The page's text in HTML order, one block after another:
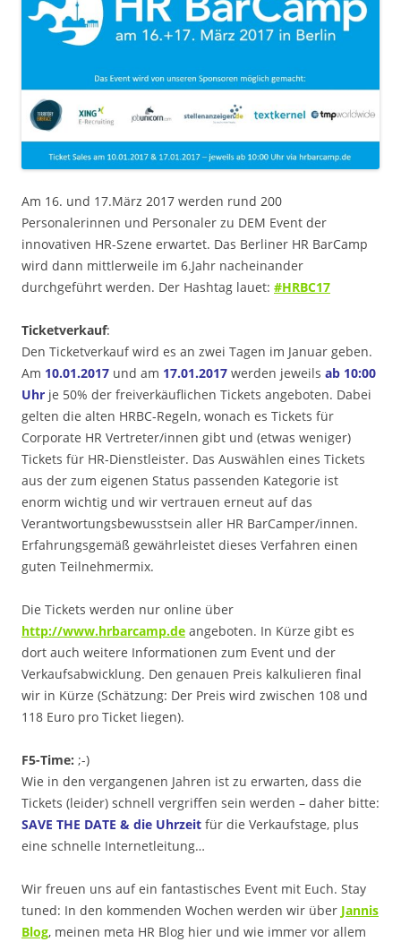
Am 16. und 17.März 2017 werden rund 200
Personalerinnen und Personaler zu DEM Event der
innovativen HR-Szene erwartet. Das Berliner HR BarCamp
wird dann mittlerweile im 6.Jahr nacheinander
durchgeführt werden. Der Hashtag lauet: #HRBC17
Ticketverkauf:
Den Ticketverkauf wird es an zwei Tagen im Januar geben.
Am 10.01.2017 und am 17.01.2017 werden jeweils ab 10:00
Uhr je 50% der freiverkäuflichen Tickets angeboten. Dabei
gelten die alten HRBC-Regeln, wonach es Tickets für
Corporate HR Vertreter/innen gibt und (etwas weniger)
Tickets für HR-Dienstleister. Das Auswählen eines Tickets
aus der zum eigenen Status passenden Kategorie ist
enorm wichtig und wir vertrauen erneut auf das
Verantwortungsbewusstsein aller HR BarCamper/innen.
Erfahrungsgemäß gewährleistet dieses Verfahren einen
guten Teilnehmermix.
Die Tickets werden nur online über
http://www.hrbarcamp.de angeboten. In Kürze gibt es
dort auch weitere Informationen zum Event und der
Verkaufsabwicklung. Den genauen Preis kalkulieren final
wir in Kürze (Schätzung: Der Preis wird zwischen 108 und
118 Euro pro Ticket liegen).
F5-Time: ;-)
Wie in den vergangenen Jahren ist zu erwarten, dass die
Tickets (leider) schnell vergriffen sein werden – daher bitte:
SAVE THE DATE & die Uhrzeit für die Verkaufstage, plus
eine schnelle Internetleitung…
Wir freuen uns auf ein fantastisches Event mit Euch. Stay
tuned: In den kommenden Wochen werden wir über Jannis
Blog, meinen meta HR Blog hier und wie immer vor allem